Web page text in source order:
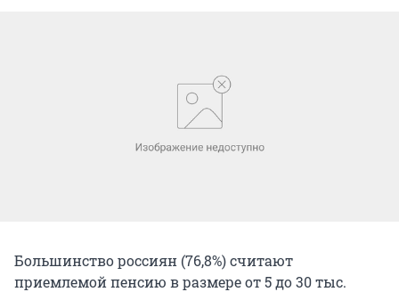
Большинство россиян (76,8%) считают
приемлемой пенсию в размере от 5 до 30 тыс.